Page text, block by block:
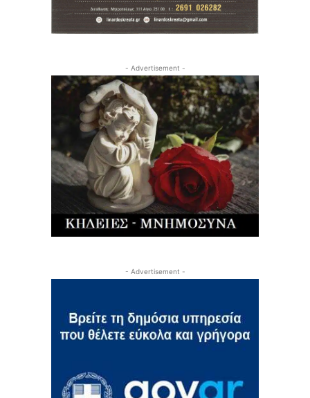
- Advertisement -
- Advertisement -